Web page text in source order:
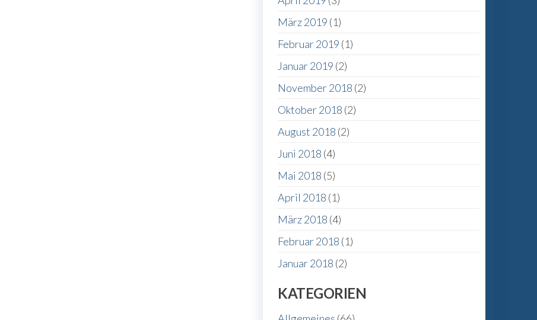
März 2019 (1)
Februar 2019 (1)
Januar 2019 (2)
November 2018 (2)
Oktober 2018 (2)
August 2018 (2)
Juni 2018 (4)
Mai 2018 (5)
April 2018 (1)
März 2018 (4)
Februar 2018 (1)
Januar 2018 (2)
KATEGORIEN